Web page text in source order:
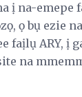
ị na-emepe
ọ bụ ezie
faịlụ ARY, ị
na